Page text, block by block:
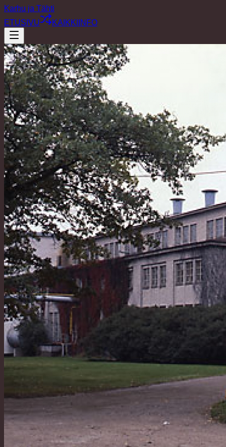
Karhu ja Tähti
ETUSIVU
KAIKKI INFO